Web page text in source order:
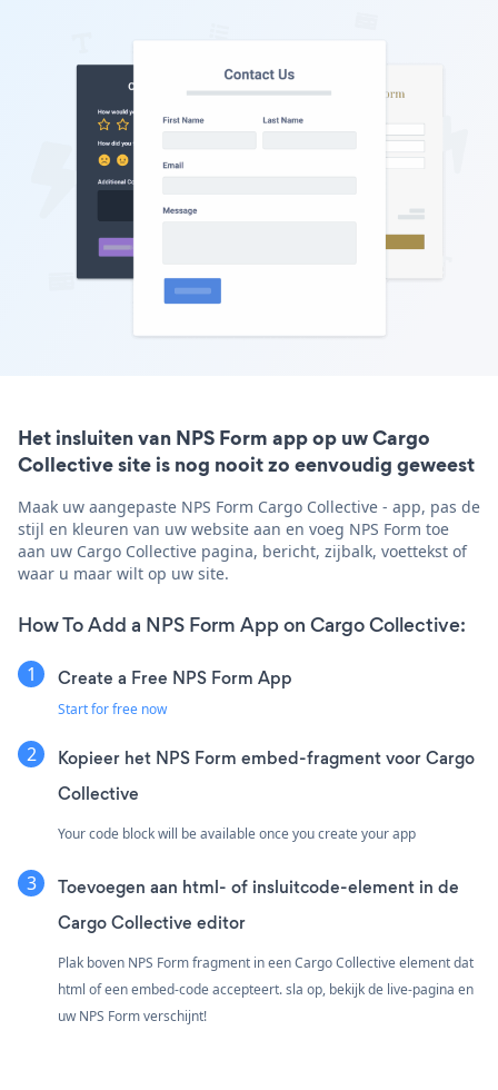
Het insluiten van NPS Form app op uw Cargo
Collective site is nog nooit zo eenvoudig geweest
Maak uw aangepaste NPS Form Cargo Collective - app, pas de
stijl en kleuren van uw website aan en voeg NPS Form toe
aan uw Cargo Collective pagina, bericht, zijbalk, voettekst of
waar u maar wilt op uw site.
How To Add a NPS Form App on Cargo Collective:
Create a Free NPS Form App
Start for free now
Kopieer het NPS Form embed-fragment voor Cargo
Collective
Your code block will be available once you create your app
Toevoegen aan html- of insluitcode-element in de
Cargo Collective editor
Plak boven NPS Form fragment in een Cargo Collective element dat
html of een embed-code accepteert. sla op, bekijk de live-pagina en
uw NPS Form verschijnt!